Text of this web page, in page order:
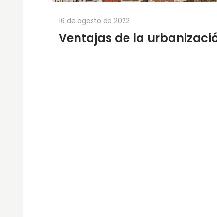
Ventajas de la
16 de agosto de 2022